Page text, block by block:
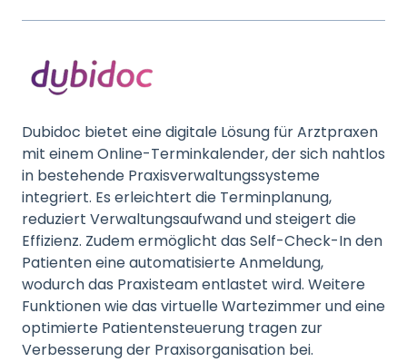
Dubidoc bietet eine digitale Lösung für Arztpraxen
mit einem Online-Terminkalender, der sich nahtlos
in bestehende Praxisverwaltungssysteme
integriert. Es erleichtert die Terminplanung,
reduziert Verwaltungsaufwand und steigert die
Effizienz. Zudem ermöglicht das Self-Check-In den
Patienten eine automatisierte Anmeldung,
wodurch das Praxisteam entlastet wird. Weitere
Funktionen wie das virtuelle Wartezimmer und eine
optimierte Patientensteuerung tragen zur
Verbesserung der Praxisorganisation bei.